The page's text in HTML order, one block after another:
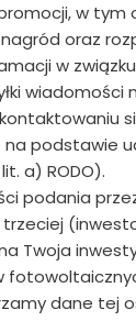
w tym
oraz
w
wiadomości
podstawie
a) RODO).
podania
Twoja
dane tej